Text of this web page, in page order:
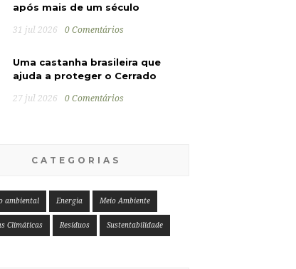
após mais de um século
31 jul 2026 0 Comentários
Uma castanha brasileira que
ajuda a proteger o Cerrado
27 jul 2026 0 Comentários
CATEGORIAS
ambiental Energia Meio Ambiente
Climáticas Resíduos Sustentabilidade